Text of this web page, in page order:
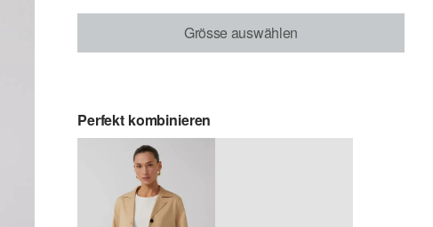
Grösse auswählen
Perfekt kombinieren